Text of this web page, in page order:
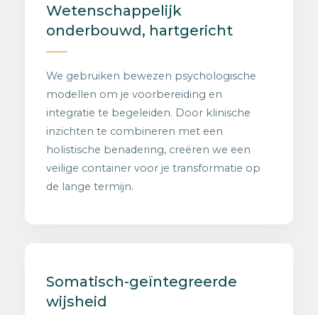
Wetenschappelijk
onderbouwd, hartgericht
We gebruiken bewezen psychologische
modellen om je voorbereiding en
integratie te begeleiden. Door klinische
inzichten te combineren met een
holistische benadering, creëren we een
veilige container voor je transformatie op
de lange termijn.
Somatisch-geïntegreerde
wijsheid